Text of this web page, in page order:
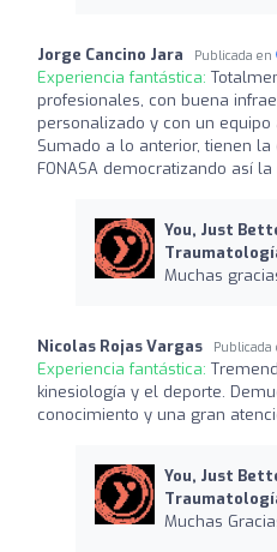
Jorge Cancino Jara Publicada en
Experiencia fantástica:
profesionales, con buena
personalizado y con un
Sumado a lo anterior, tienen
FONASA democratizando así
You, Just
Muchas
Nicolas Rojas Vargas Publicada
Experiencia fantástica:
kinesiología y el deporte.
conocimiento y una gran
You, Just
Muchas